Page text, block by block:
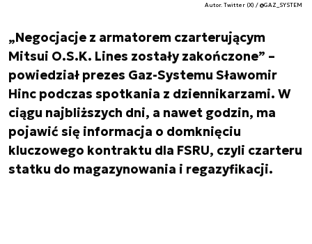
Autor. Twitter (X) / @GAZ_SYSTEM
„Negocjacje z armatorem czarterującym
Mitsui O.S.K. Lines zostały zakończone” –
powiedział prezes Gaz-Systemu Sławomir
Hinc podczas spotkania z dziennikarzami. W
ciągu najbliższych dni, a nawet godzin, ma
pojawić się informacja o domknięciu
kluczowego kontraktu dla FSRU, czyli czarteru
statku do magazynowania i regazyfikacji.